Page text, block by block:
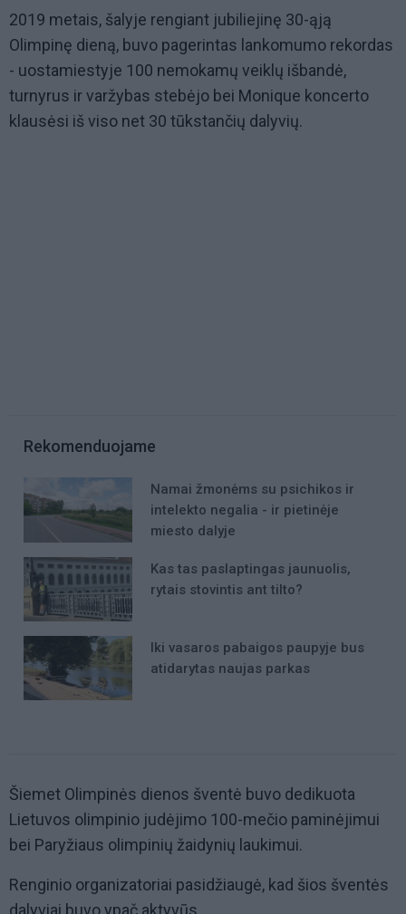
2019 metais, šalyje rengiant jubiliejinę 30-ąją
Olimpinę dieną, buvo pagerintas lankomumo rekordas
- uostamiestyje 100 nemokamų veiklų išbandė,
turnyrus ir varžybas stebėjo bei Monique koncerto
klausėsi iš viso net 30 tūkstančių dalyvių.
Rekomenduojame
Namai žmonėms su psichikos ir
intelekto negalia - ir pietinėje
miesto dalyje
Kas tas paslaptingas jaunuolis,
rytais stovintis ant tilto?
Iki vasaros pabaigos paupyje bus
atidarytas naujas parkas
Šiemet Olimpinės dienos šventė buvo dedikuota
Lietuvos olimpinio judėjimo 100-mečio paminėjimui
bei Paryžiaus olimpinių žaidynių laukimui.
Renginio organizatoriai pasidžiaugė, kad šios šventės